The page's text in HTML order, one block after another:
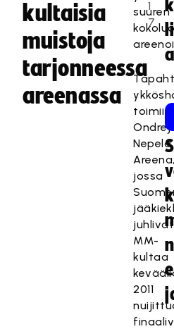
kultaisia
muistoja
tarjonneessa
areenassa
1
7
suuren
toimii
Ondrej
Nepela
Areena,
jossa
juhlivat
MM-
kultaa
2011